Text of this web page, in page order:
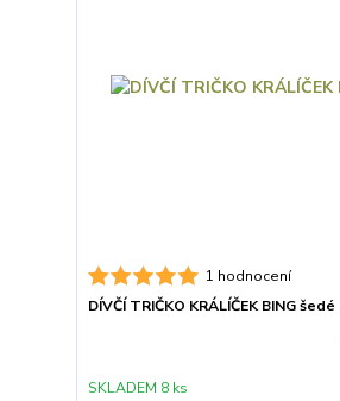
1 hodnocení
DÍVČÍ TRIČKO KRÁLÍČEK BING šedé
SKLADEM 8 ks